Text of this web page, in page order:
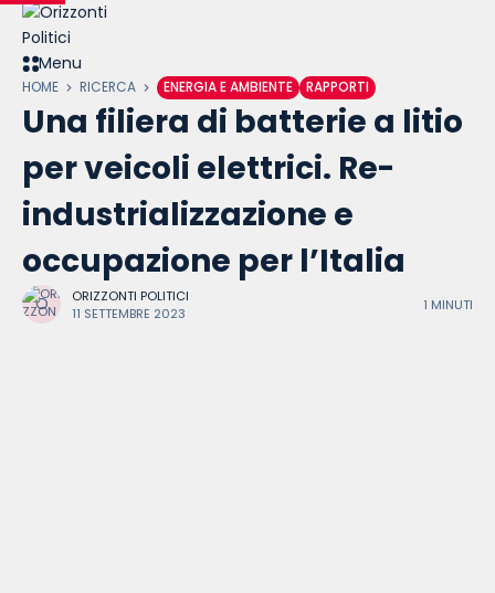
Skip
contentMenu
HOME RICERCA ENERGIA E AMBIENTE RAPPORTI
Una filiera di batterie a litio
per veicoli elettrici. Re-
industrializzazione e
occupazione per l’Italia
ORIZZONTI POLITICI
11 SETTEMBRE 2023
1 MINUTI